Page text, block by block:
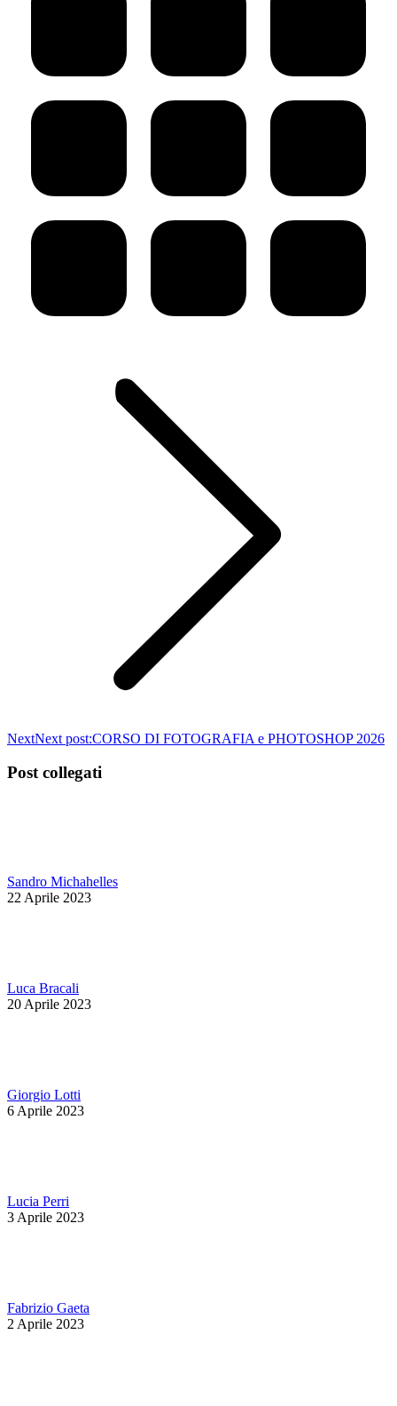
NextNext post:CORSO DI FOTOGRAFIA e PHOTOSHOP 2026
Post collegati
Sandro Michahelles
22 Aprile 2023
Luca Bracali
20 Aprile 2023
Giorgio Lotti
6 Aprile 2023
Lucia Perri
3 Aprile 2023
Fabrizio Gaeta
2 Aprile 2023